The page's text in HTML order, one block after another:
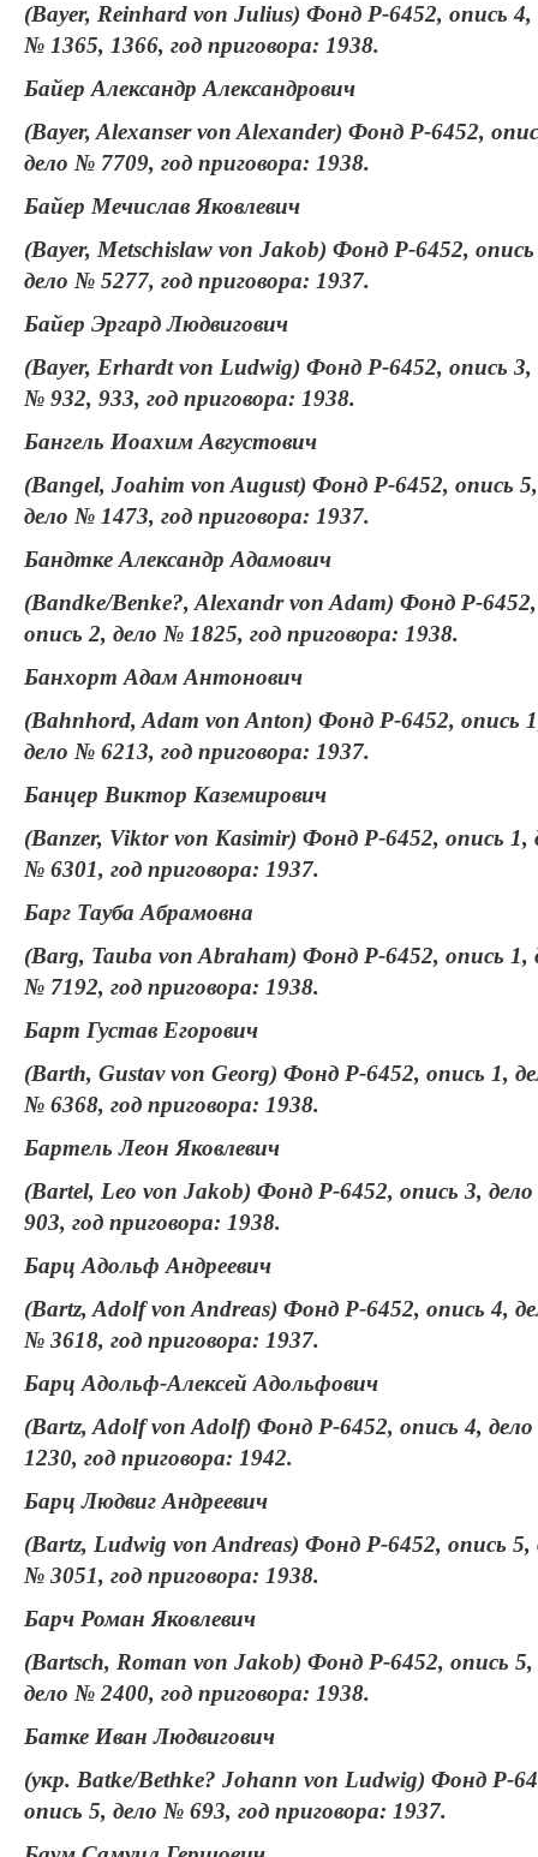
(Bayer, Reinhard von Julius) Фонд Р-6452, опись 4,
№ 1365, 1366, год приговора: 1938.
Байер Александр Александрович
(Bayer, Alexanser von Alexander) Фонд Р-6452,
дело № 7709, год приговора: 1938.
Байер Мечислав Яковлевич
(Bayer, Metschislaw von Jakob) Фонд Р-6452,
дело № 5277, год приговора: 1937.
Байер Эргард Людвигович
(Bayer, Erhardt von Ludwig) Фонд Р-6452, опись 3,
№ 932, 933, год приговора: 1938.
Бангель Иоахим Августович
(Bangel, Joahim von August) Фонд Р-6452, опись 5,
дело № 1473, год приговора: 1937.
Бандтке Александр Адамович
(Bandke/Benke?, Alexandr von Adam) Фонд Р-6452,
опись 2, дело № 1825, год приговора: 1938.
Банхорт Адам Антонович
(Bahnhord, Adam von Anton) Фонд Р-6452, опись
дело № 6213, год приговора: 1937.
Банцер Виктор Каземирович
(Banzer, Viktor von Kasimir) Фонд Р-6452, опись 1,
№ 6301, год приговора: 1937.
Барг Тауба Абрамовна
(Barg, Tauba von Abraham) Фонд Р-6452, опись 1,
№ 7192, год приговора: 1938.
Барт Густав Егорович
(Barth, Gustav von Georg) Фонд Р-6452, опись 1,
№ 6368, год приговора: 1938.
Бартель Леон Яковлевич
(Bartel, Leo von Jakob) Фонд Р-6452, опись 3,
903, год приговора: 1938.
Барц Адольф Андреевич
(Bartz, Adolf von Andreas) Фонд Р-6452, опись 4,
№ 3618, год приговора: 1937.
Барц Адольф-Алексей Адольфович
(Bartz, Adolf von Adolf) Фонд Р-6452, опись 4,
1230, год приговора: 1942.
Барц Людвиг Андреевич
(Bartz, Ludwig von Andreas) Фонд Р-6452, опись 5,
№ 3051, год приговора: 1938.
Барч Роман Яковлевич
(Bartsch, Roman von Jakob) Фонд Р-6452, опись 5,
дело № 2400, год приговора: 1938.
Батке Иван Людвигович
(укр. Batke/Bethke? Johann von Ludwig) Фонд Р-
опись 5, дело № 693, год приговора: 1937.